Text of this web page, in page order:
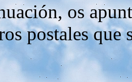
os
postales que